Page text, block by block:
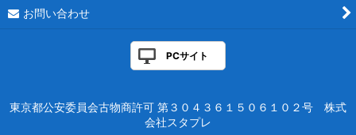
お問い合わせ
PCサイト
東京都公安委員会古物商許可 第３０４３６１５０６１０２号 株式
会社スタプレ